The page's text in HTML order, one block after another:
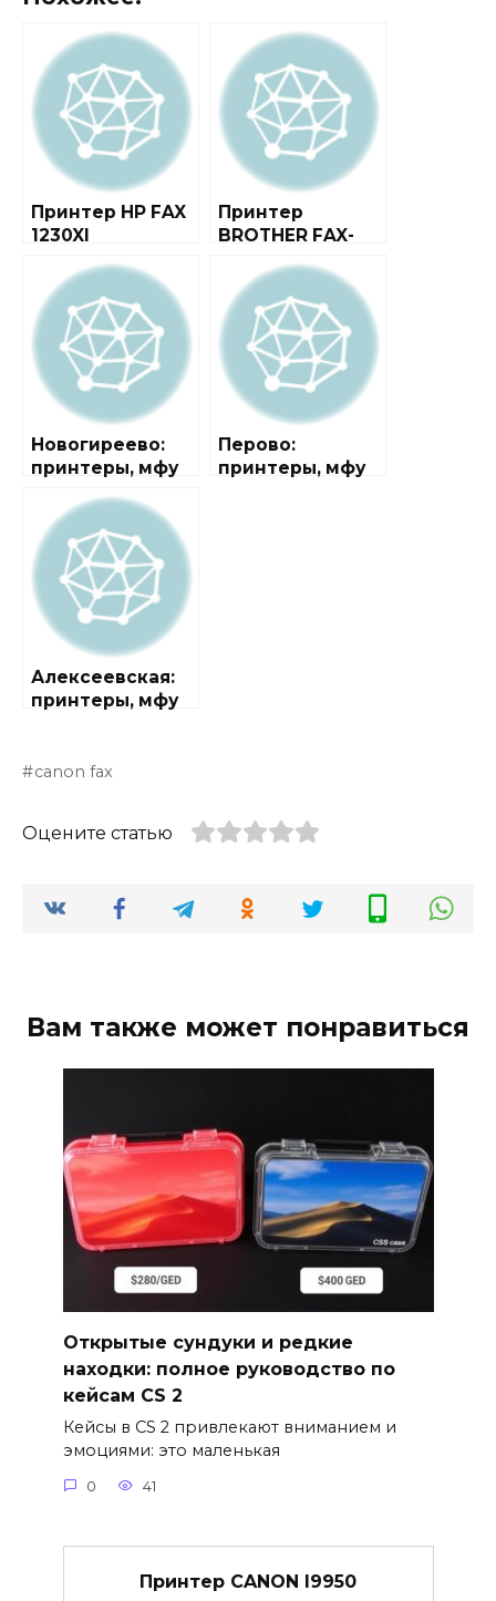
Принтер HP FAX
1230XI
Принтер
BROTHER FAX-
Новогиреево:
принтеры, мфу
Перово:
принтеры, мфу
Алексеевская:
принтеры, мфу
canon fax
Оцените статью
Вам также может понравиться
Открытые сундуки и редкие
находки: полное руководство по
кейсам CS 2
Кейсы в CS 2 привлекают вниманием и
эмоциями: это маленькая
0 41
Принтер CANON I9950